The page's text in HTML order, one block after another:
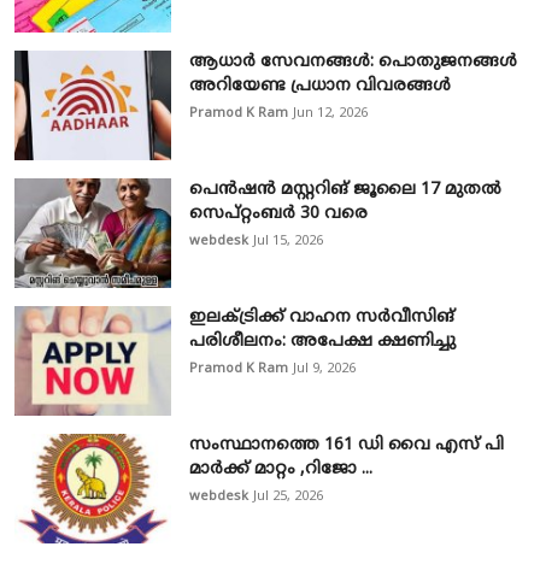
ആധാർ സേവനങ്ങൾ: പൊതുജനങ്ങൾ
അറിയേണ്ട പ്രധാന വിവരങ്ങൾ
Pramod K Ram Jun 12, 2026
പെൻഷൻ മസ്റ്ററിങ് ജൂലൈ 17 മുതൽ
സെപ്റ്റംബർ 30 വരെ
webdesk Jul 15, 2026
ഇലക്ട്രിക്ക് വാഹന സർവീസിങ്
പരിശീലനം: അപേക്ഷ ക്ഷണിച്ചു
Pramod K Ram Jul 9, 2026
സംസ്ഥാനത്തെ 161 ഡി വൈ എസ് പി
മാർക്ക് മാറ്റം ,റിജോ ...
webdesk Jul 25, 2026